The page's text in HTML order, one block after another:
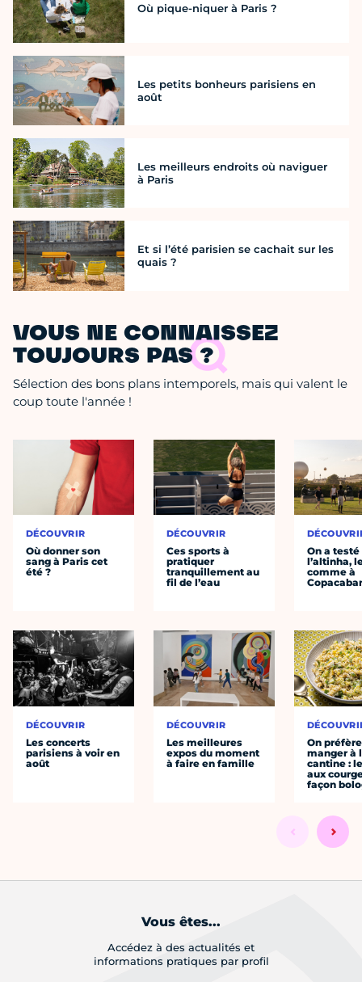
Où pique-niquer à Paris ?
Les petits bonheurs parisiens en
août
Les meilleurs endroits où naviguer
à Paris
Et si l’été parisien se cachait sur les
quais ?
VOUS NE CONNAISSEZ
TOUJOURS PAS ?
Sélection des bons plans intemporels, mais qui valent le
coup toute l'année !
DÉCOUVRIR
Où donner son
sang à Paris cet
été ?
DÉCOUVRIR
Les concerts
parisiens à voir en
août
DÉCOUVRIR
Ces sports à
pratiquer
tranquillement au
fil de l’eau
DÉCOUVRIR
Les meilleures
expos du moment
à faire en famille
On a testé
l’altinha,
comme à
On préfère
manger à
cantine :
aux
façon
Vous êtes...
Accédez à des actualités et
informations pratiques par profil